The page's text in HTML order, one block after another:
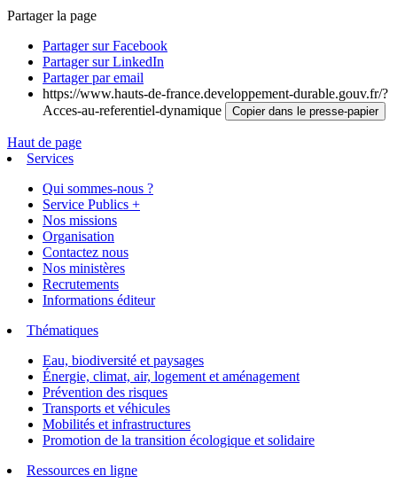
Partager la page
Partager sur Facebook
Partager sur LinkedIn
Partager par email
https://www.hauts-de-france.developpement-durable.gouv.fr/?
Acces-au-referentiel-dynamique
Copier dans le presse-papier
Haut de page
Services
Qui sommes-nous ?
Service Publics +
Nos missions
Organisation
Contactez nous
Nos ministères
Recrutements
Informations éditeur
Thématiques
Eau, biodiversité et paysages
Énergie, climat, air, logement et aménagement
Prévention des risques
Transports et véhicules
Mobilités et infrastructures
Promotion de la transition écologique et solidaire
Ressources en ligne